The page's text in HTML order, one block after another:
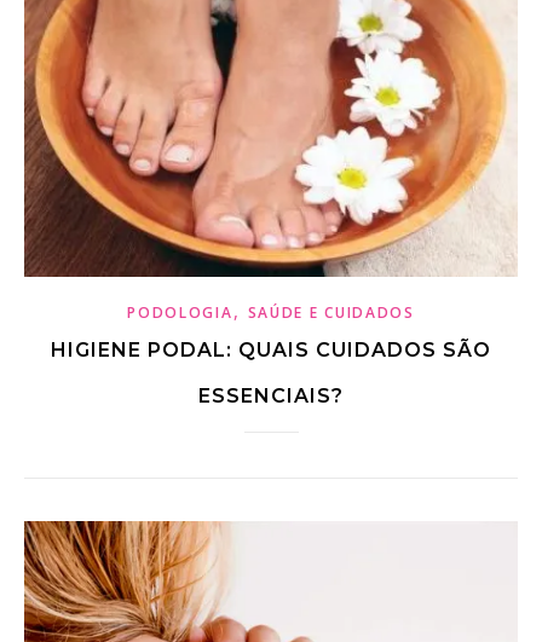
PODOLOGIA, SAÚDE E CUIDADOS
HIGIENE PODAL: QUAIS CUIDADOS SÃO
ESSENCIAIS?